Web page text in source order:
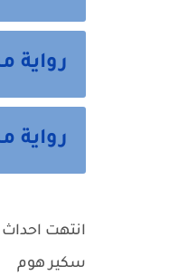
رواية
رواية
انتهت احداث
سكير هوم